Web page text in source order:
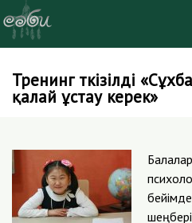
SkipТренинг өткізілді
қалай ұстау керек»